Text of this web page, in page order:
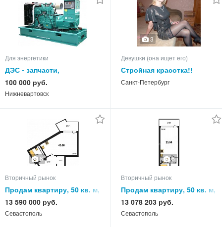
Для энергетики
ДЭС - запчасти,
пусконаладка,
производство.
100 000 руб.
Нижневартовск
3
Девушки (она ищет его)
Стройная красотка!!
Санкт-Петербург
6
Вторичный рынок
Продам квартиру, 50 кв. м,
этаж
13 590 000 руб.
Севастополь
6
Вторичный рынок
Продам квартиру, 50 кв. м,
этаж
13 078 203 руб.
Севастополь